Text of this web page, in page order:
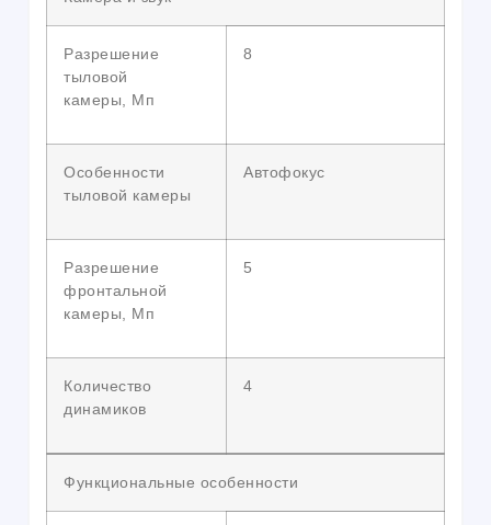
Разрешение
тыловой
камеры, Мп
8
Особенности
тыловой камеры
Автофокус
Разрешение
фронтальной
камеры, Мп
5
Количество
динамиков
4
Функциональные особенности